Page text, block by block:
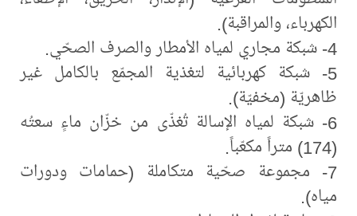
الكهرباء، والمراقبة).
4- شبكة مجاري لمياه الأمطار والصرف الصحّي.
5- شبكة كهربائية لتغذية المجمّع بالكامل غير
ظاهريّة (مخفيّة).
6- شبكة لمياه الإسالة تُغذّى من خزّان ماءٍ سعتُه
(174) متراً مكعّباً.
7- مجموعة صحّية متكاملة (حمامات ودورات
مياه).